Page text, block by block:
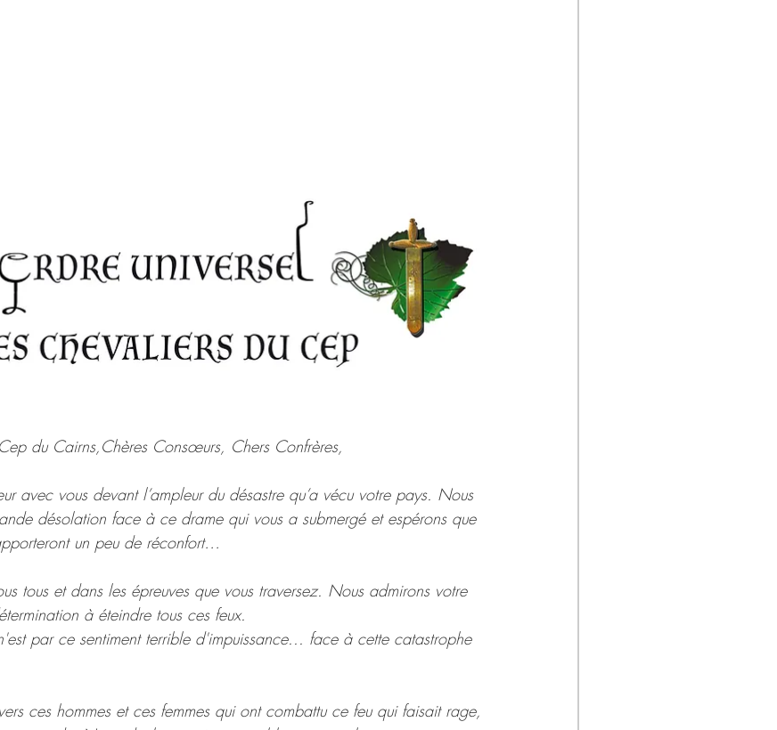
du Cairns,Chères Consœurs, Chers Confrères,
avec vous devant l’ampleur du désastre qu’a vécu votre pays. Nous
désolation face à ce drame qui vous a submergé et espérons que
un peu de réconfort…
tous et dans les épreuves que vous traversez. Nous admirons votre
à éteindre tous ces feux.
par ce sentiment terrible d'impuissance... face à cette catastrophe
ces hommes et ces femmes qui ont combattu ce feu qui faisait rage,